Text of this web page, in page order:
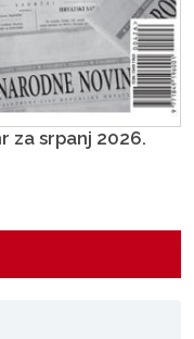
za srpanj 2026.